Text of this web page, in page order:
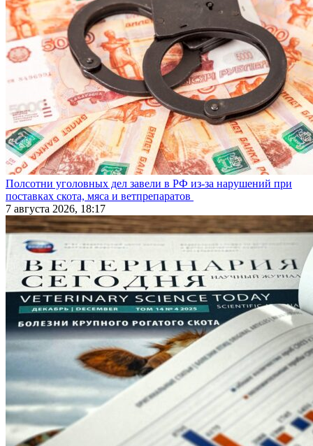
Полсотни уголовных дел завели в РФ из-за нарушений при
поставках скота, мяса и ветпрепаратов
7 августа 2026, 18:17